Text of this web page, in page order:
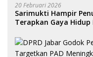
20 Februari 2026
Sarimukti Hampir
Terapkan Gaya